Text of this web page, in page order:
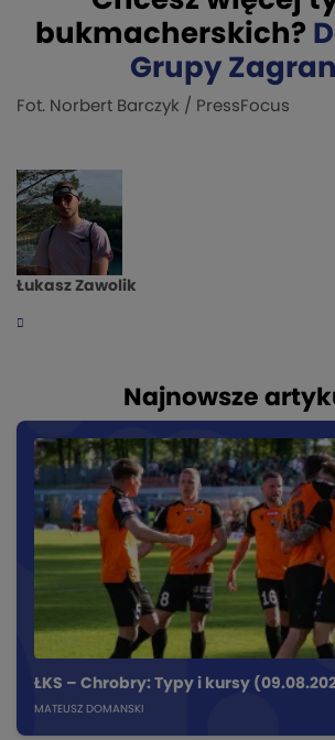
bukmacherskich?
Grupy
Fot. Norbert Barczyk / PressFocus
Łukasz Zawolik
Najnowsze
ŁKS – Chrobry: Typy i kursy
MATEUSZ DOMANSKI